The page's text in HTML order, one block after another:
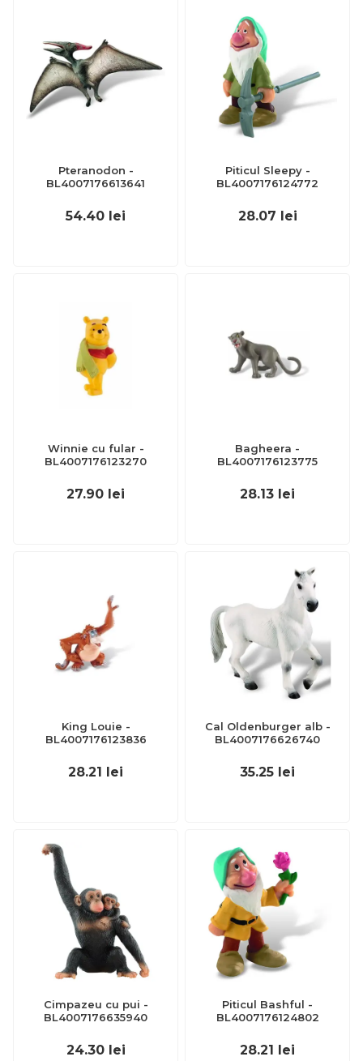
Pteranodon -
BL4007176613641
54.40 lei
Piticul Sleepy -
BL4007176124772
28.07 lei
Winnie cu fular -
BL4007176123270
27.90 lei
Bagheera -
BL4007176123775
28.13 lei
King Louie -
BL4007176123836
28.21 lei
Cal Oldenburger alb -
BL4007176626740
35.25 lei
Cimpazeu cu pui -
BL4007176635940
24.30 lei
Piticul Bashful -
BL4007176124802
28.21 lei